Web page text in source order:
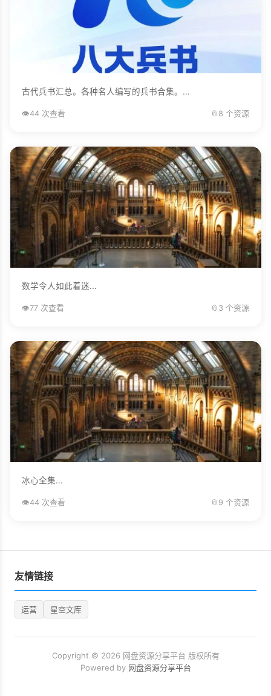
古代兵书汇总。各种名人编写的兵书合集。...
👁️44 次查看 📎 8 个资源
数学令人如此着迷...
👁️77 次查看 📎 3 个资源
冰心全集...
👁️44 次查看 📎 9 个资源
友情链接
运营 星空文库
Copyright © 2026 网盘资源分享平台 版权所有
Powered by 网盘资源分享平台